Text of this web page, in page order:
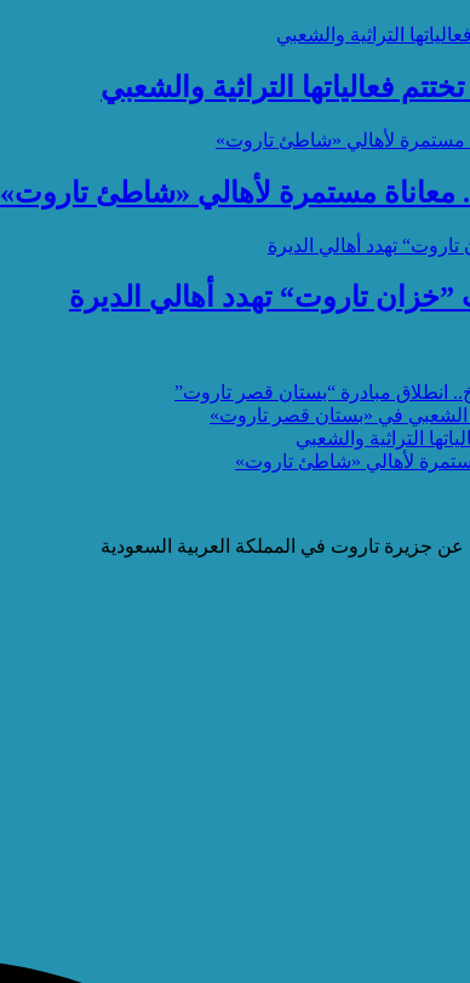
فعالياتها التراثية والشعبي
مستمرة لأهالي «شاطئ تاروت»
تاروت“ تهدد أهالي الديرة
انطلاق مبادرة “بستان قصر تاروت”
الشعبي في «بستان قصر تاروت»
التراثية والشعبي
لأهالي «شاطئ تاروت»
جزيرة تاروت في المملكة العربية السعودية